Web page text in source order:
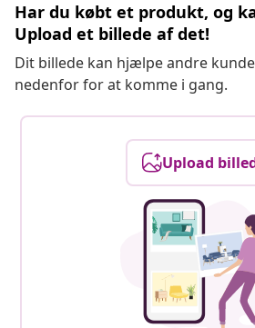
Har du købt et produkt, og
Upload et billede af det!
Dit billede kan hjælpe andre
nedenfor for at komme i gang.
Upload